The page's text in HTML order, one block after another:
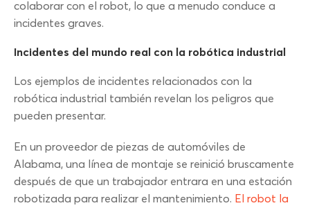
colaborar con el robot, lo que a menudo conduce a
incidentes graves.
Incidentes del mundo real con la robótica industrial
Los ejemplos de incidentes relacionados con la
robótica industrial también revelan los peligros que
pueden presentar.
En un proveedor de piezas de automóviles de
Alabama, una línea de montaje se reinició bruscamente
después de que un trabajador entrara en una estación
robotizada para realizar el mantenimiento. El robot la